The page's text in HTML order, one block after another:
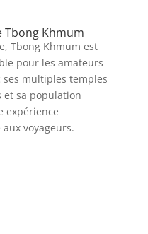
Khmum
Tbong Khmum est
pour les amateurs
multiples temples
et sa population
expérience
voyageurs.